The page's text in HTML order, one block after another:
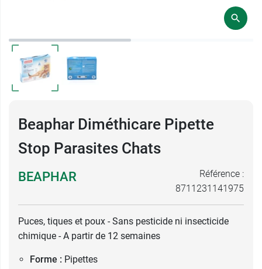
Beaphar Diméthicare Pipette
Stop Parasites Chats
BEAPHAR
Référence :
8711231141975
Puces, tiques et poux - Sans pesticide ni insecticide
chimique - A partir de 12 semaines
Forme : Pipettes